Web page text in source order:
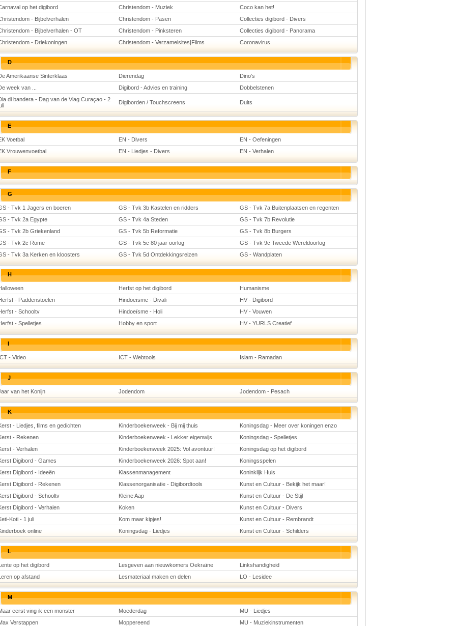
op het digibord
Christendom - Muziek
Coco kan het!
- Bijbelverhalen
Christendom - Pasen
Collecties digibord - Divers
- Bijbelverhalen - OT
Christendom - Pinksteren
Collecties digibord - Panorama
- Driekoningen
Christendom - Verzamelsites|Films Coronavirus
D
Amerikaanse Sinterklaas Dierendag
Dino's
week van ...
Digibord - Advies en training
Dobbelstenen
di bandera - Dag van de Vlag Curaçao - 2
Digiborden / Touchscreens Duits
E
Voetbal EN - Divers
EN - Oefeningen
Vrouwenvoetbal
EN - Liedjes - Divers EN - Verhalen
F
G
- Tvk 1 Jagers en boeren GS - Tvk 3b Kastelen en ridders
GS - Tvk 7a Buitenplaatsen en regenten
- Tvk 2a Egypte
GS - Tvk 4a Steden
GS - Tvk 7b Revolutie
- Tvk 2b Griekenland
GS - Tvk 5b Reformatie
GS - Tvk 8b Burgers
- Tvk 2c Rome
GS - Tvk 5c 80 jaar oorlog
GS - Tvk 9c Tweede Wereldoorlog
- Tvk 3a Kerken en kloosters
GS - Tvk 5d Ontdekkingsreizen GS - Wandplaten
H
Herfst op het digibord
Humanisme
- Paddenstoelen
Hindoeïsme - Divali
HV - Digibord
- Schooltv
Hindoeïsme - Holi
HV - Vouwen
- Spelletjes
Hobby en sport HV - YURLS Creatief
I
- Video ICT - Webtools Islam - Ramadan
J
van het Konijn Jodendom Jodendom - Pesach
K
- Liedjes, films en gedichten Kinderboekenweek - Bij mij thuis
Koningsdag - Meer over koningen enzo
- Rekenen
Kinderboekenweek - Lekker eigenwijs
Koningsdag - Spelletjes
- Verhalen
Kinderboekenweek 2025: Vol avontuur!
Koningsdag op het digibord
Digibord - Games
Kinderboekenweek 2026: Spot aan!
Koningsspelen
Digibord - Ideeën
Klassenmanagement
Koninklijk Huis
Digibord - Rekenen
Klassenorganisatie - Digibordtools
Kunst en Cultuur - Bekijk het maar!
Digibord - Schooltv
Kleine Aap
Kunst en Cultuur - De Stijl
Digibord - Verhalen
Koken
Kunst en Cultuur - Divers
Koti - 1 juli
Kom maar kipjes!
Kunst en Cultuur - Rembrandt
online
Koningsdag - Liedjes Kunst en Cultuur - Schilders
L
op het digibord Lesgeven aan nieuwkomers Oekraïne
Linkshandigheid
op afstand
Lesmateriaal maken en delen LO - Lesidee
M
eerst ving ik een monster Moederdag
MU - Liedjes
Verstappen
Moppereend
MU - Muziekinstrumenten